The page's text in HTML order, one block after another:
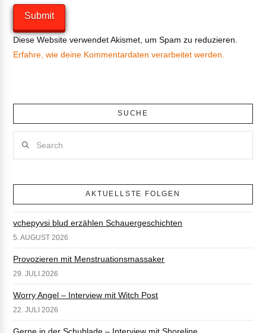
Diese Website verwendet Akismet, um Spam zu reduzieren.
Erfahre, wie deine Kommentardaten verarbeitet werden.
SUCHE
AKTUELLSTE FOLGEN
vchepyvsi blud erzählen Schauergeschichten
5. AUGUST 2026
Provozieren mit Menstruationsmassaker
29. JULI 2026
Worry Angel – Interview mit Witch Post
22. JULI 2026
Gerne in der Schublade – Interview mit Shoreline